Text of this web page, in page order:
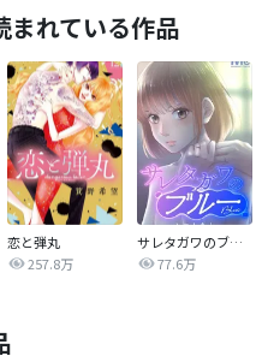
まれている作品
恋と弾丸
257.8万
サレタガワのブルー【タテヨミ】
77.6万